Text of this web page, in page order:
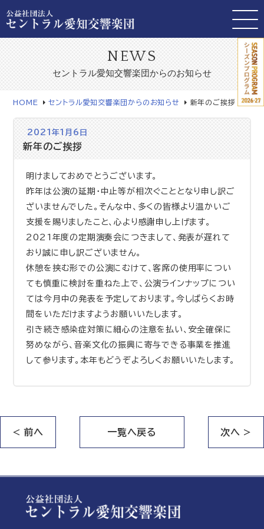
NEWS
セントラル愛知交響楽団からのお知らせ
HOME セントラル愛知交響楽団からのお知らせ 新年のご挨拶
2021年1月6日
新年のご挨拶
明けましておめでとうございます。
昨年は公演の延期・中止等が相次ぐこととなり申し訳ご
ざいませんでした。そんな中、多くの皆様より温かいご
支援を賜りましたこと、心より感謝申し上げます。
2021年度の定期演奏会につきまして、発表が遅れて
おり誠に申し訳ございません。
休憩を挟む形での公演にむけて、客席の使用率につい
ても慎重に検討を重ねた上で、公演ラインナップについ
ては今月中の発表を予定しております。今しばらくお時
間をいただけますようお願いいたします。
引き続き感染症対策に細心の注意を払い、安全確保に
努めながら、音楽文化の振興に寄与できる事業を推進
して参ります。本年もどうぞよろしくお願いいたします。
< 前へ 一覧へ戻る 次へ >